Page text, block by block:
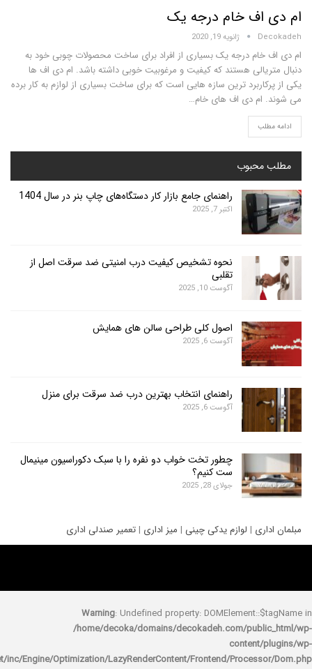
خام درجه یک
ژانویه 19, 2020
درجه یک بسیاری از افراد برای ساخت محصولات چوبی خود به
هستند که کیفیت و مرغوبیت خوبی داشته باشد. ام دی اف ها
ترین سازه هایی است که برای ساخت بسیاری از لوازم به کار برده
دی اف های خام…
راهنمای جامع بازار کار دستگاه‌های چاپ بنر در سال 1404
اکتبر 7, 2025
نحوه تشخیص کیفیت درب امنیتی ضد سرقت اصل از
تقلبی
آگوست 10, 2025
اصول کلی طراحی سالن های همایش
آگوست 6, 2025
راهنمای انتخاب بهترین درب ضد سرقت برای منزل
آگوست 6, 2025
چطور تخت خواب دو نفره را با سبک دکوراسیون مینیمال
ست کنیم؟
جولای 28, 2025
|لوازم یدکی چینی|میز اداری| تعمیر صندلی اداری
Warning: Undefined property:
/home/decoka/domains/decokadeh.com/
rocket/inc/Engine/Optimization/LazyRenderContent/Frontend/